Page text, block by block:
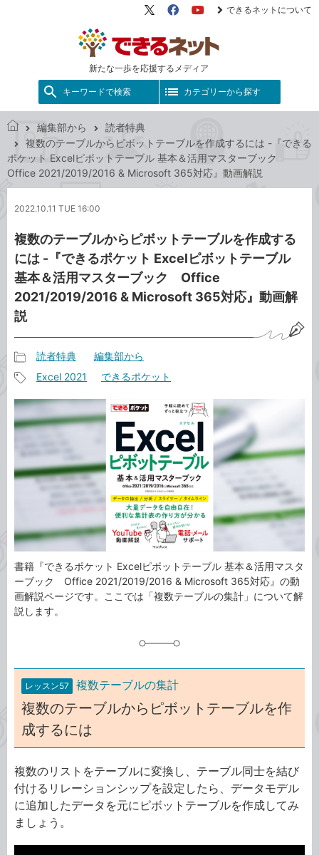
新たな一歩を応援するメディア
X（旧
FacebookYouTube
できるネットについて
キーワードで検索 カテゴリーから探す
で
き
る
ト
編集部から
読者特典
複数のテーブルからピボットテーブルを作成するには -『できる
ポケット Excelピボットテーブル 基本＆活用マスターブック
Office 2021/2019/2016 & Microsoft 365対応』動画解説
2022.10.11 TUE 16:00
複数のテーブルからピボットテーブルを作成する
には -『できるポケット Excelピボットテーブル
基本＆活用マスターブック Office
2021/2019/2016 & Microsoft 365対応』動画解
説
事
カ
テ
リ
読者特典 編集部から
事
タ
Excel 2021 できるポケット
書籍『できるポケット Excelピボットテーブル 基本＆活用マスタ
ーブック Office 2021/2019/2016 & Microsoft 365対応』の動
画解説ページです。ここでは「複数テーブルの集計」について解
説します。
レッスン57 複数テーブルの集計
複数のテーブルからピボットテーブルを作
成するには
複数のリストをテーブルに変換し、テーブル同士を結び
付けるリレーションシップを設定したら、データモデル
に追加したデータを元にピボットテーブルを作成してみ
ましょう。